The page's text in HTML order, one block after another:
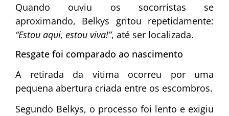
Quando ouviu os socorristas se
aproximando, Belkys gritou repetidamente:
“Estou aqui, estou viva!”, até ser localizada.
Resgate foi comparado ao nascimento
A retirada da vítima ocorreu por uma
pequena abertura criada entre os escombros.
Segundo Belkys, o processo foi lento e exigiu